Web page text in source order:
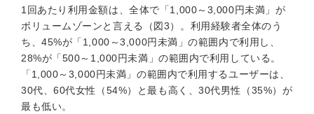
1回あたり利用金額は、全体で「1,000～3,000円未満」が
ボリュームゾーンと言える（図3）。利用経験者全体のう
ち、45%が「1,000～3,000円未満」の範囲内で利用し、
28%が「500～1,000円未満」の範囲内で利用している。
「1,000～3,000円未満」の範囲内で利用するユーザーは、
30代、60代女性（54%）と最も高く、30代男性（35%）が
最も低い。